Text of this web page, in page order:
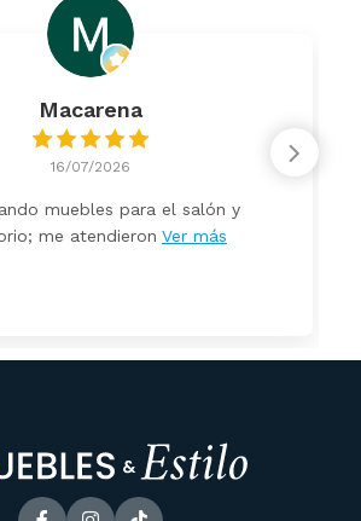
Macarena
16/07/2026
muebles para el salón y
me atendieron Ver más